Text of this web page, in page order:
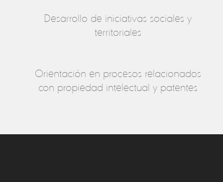
Desarrollo de iniciativas sociales y
territoriales
Orientación en procesos relacionados
con propiedad intelectual y patentes